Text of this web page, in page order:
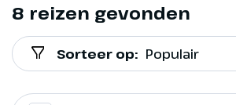
8 reizen gevonden
Sorteer op: Populair